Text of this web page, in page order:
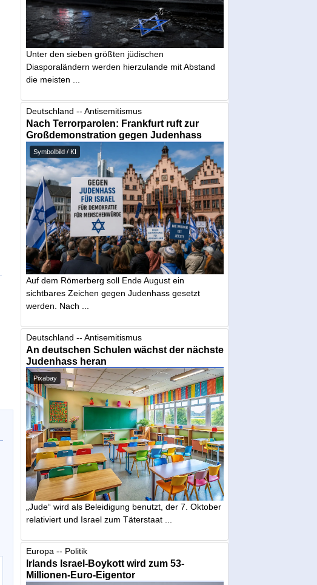
Unter den sieben größten jüdischen
Diasporaländern werden hierzulande mit Abstand
die meisten ...
Deutschland -- Antisemitismus
Nach Terrorparolen: Frankfurt ruft zur
Großdemonstration gegen Judenhass
Symbolbild / KI
Auf dem Römerberg soll Ende August ein
sichtbares Zeichen gegen Judenhass gesetzt
werden. Nach ...
Deutschland -- Antisemitismus
An deutschen Schulen wächst der nächste
Judenhass heran
Pixabay
„Jude“ wird als Beleidigung benutzt, der 7. Oktober
relativiert und Israel zum Täterstaat ...
Europa -- Politik
Irlands Israel-Boykott wird zum 53-
Millionen-Euro-Eigentor